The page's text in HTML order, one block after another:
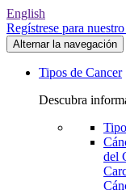
English
Regístrese para
Alternar la navegación
Tipos de Cancer
Descubra
del